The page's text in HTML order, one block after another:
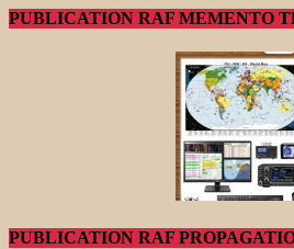
PUBLICATION RAF MEMENTO
PUBLICATION RAF